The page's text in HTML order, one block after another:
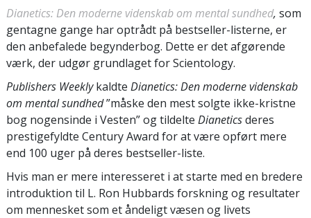
Dianetics: Den moderne videnskab om mental sundhed, som
gentagne gange har optrådt på bestseller-listerne, er
den anbefalede begynderbog. Dette er det afgørende
værk, der udgør grundlaget for Scientology.
Publishers Weeklykaldte Dianetics: Den moderne videnskab
om mental sundhed”måske den mest solgte ikke-kristne
bog nogensinde i Vesten” og tildelte Dianeticsderes
prestigefyldte Century Award for at være opført mere
end 100 uger på deres bestseller-liste.
Hvis man er mere interesseret i at starte med en bredere
introduktion til L. Ron Hubbards forskning og resultater
om mennesket som et åndeligt væsen og livets